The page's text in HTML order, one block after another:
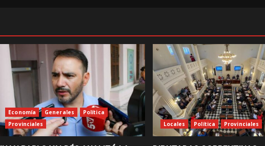
Economía Generales
Política
Provinciales
Locales Política Provinciales